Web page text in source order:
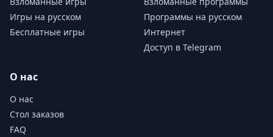
Игры на русском
Бесплатные игры
Программы на русском
Интернет
Доступ в Telegram
О нас
О нас
Стол заказов
FAQ